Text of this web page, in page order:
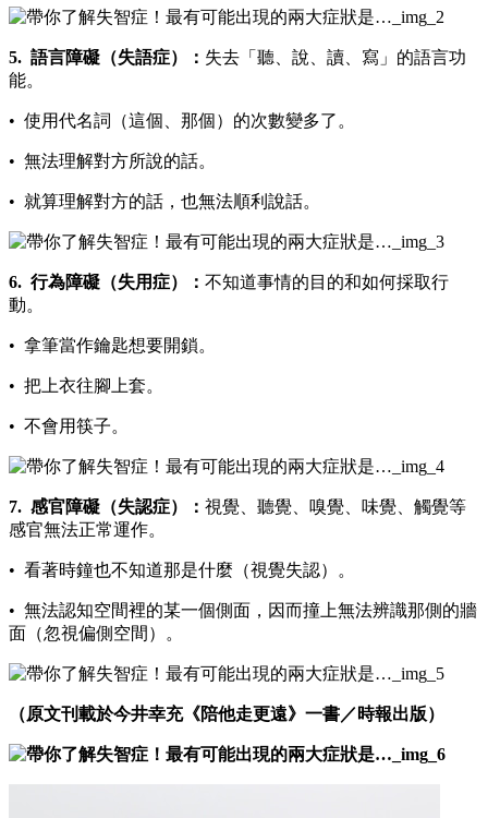
5. 語言障礙（失語症）： 失去「聽、說、讀、寫」的語言功
能。
• 使用代名詞（這個、那個）的次數變多了。
• 無法理解對方所說的話。
• 就算理解對方的話，也無法順利說話。
6. 行為障礙（失用症）： 不知道事情的目的和如何採取行
動。
• 拿筆當作鑰匙想要開鎖。
• 把上衣往腳上套。
• 不會用筷子。
7. 感官障礙（失認症）： 視覺、聽覺、嗅覺、味覺、觸覺等
感官無法正常運作。
• 看著時鐘也不知道那是什麼（視覺失認）。
• 無法認知空間裡的某一個側面，因而撞上無法辨識那側的牆
面（忽視偏側空間）。
（原文刊載於今井幸充《陪他走更遠》一書／時報出版）